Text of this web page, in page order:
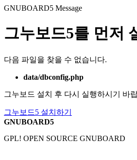
GNUBOARD5 Message
그누보드5를 먼저
다음 파일을 찾을 수 없습니다.
data/dbconfig.php
그누보드 설치 후 다시 실행하시기 바
그누보드5 설치하기
GNUBOARD5
GPL! OPEN SOURCE GNUBOARD